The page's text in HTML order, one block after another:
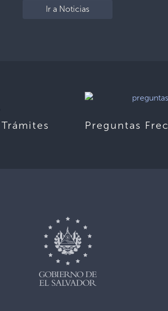
Ir a Noticias
Preguntas